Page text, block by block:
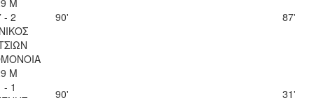
Μ
- 2
90' 87'
Μ
- 1
90' 31'